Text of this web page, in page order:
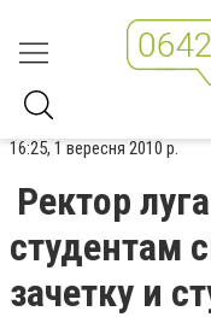
16:25, 1 вересня 2010 р.
Ректор
студентам
зачетку и